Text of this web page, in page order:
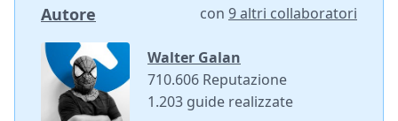
Autore con 9 altri collaboratori
Walter Galan
710.606 Reputazione
1.203 guide realizzate